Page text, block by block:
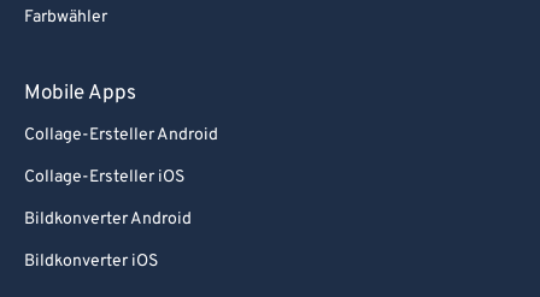
Farbwähler
Mobile Apps
Collage-Ersteller Android
Collage-Ersteller iOS
Bildkonverter Android
Bildkonverter iOS